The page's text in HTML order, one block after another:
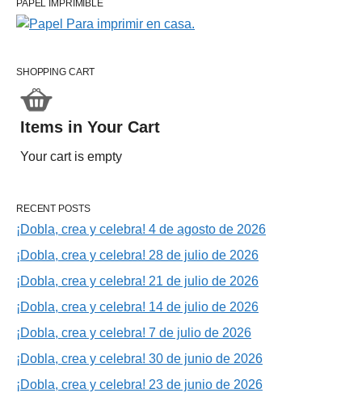
PAPEL IMPRIMIBLE
SHOPPING CART
Items in Your Cart
Your cart is empty
RECENT POSTS
¡Dobla, crea y celebra! 4 de agosto de 2026
¡Dobla, crea y celebra! 28 de julio de 2026
¡Dobla, crea y celebra! 21 de julio de 2026
¡Dobla, crea y celebra! 14 de julio de 2026
¡Dobla, crea y celebra! 7 de julio de 2026
¡Dobla, crea y celebra! 30 de junio de 2026
¡Dobla, crea y celebra! 23 de junio de 2026